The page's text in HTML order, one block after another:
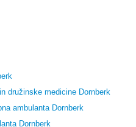
družinske medicine Dornberk
ambulanta Dornberk
Dornberk